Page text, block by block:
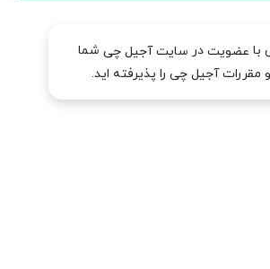
با عضویت در سایت آجیل چی شما
مقررات آجیل چی را پذیرفته اید.